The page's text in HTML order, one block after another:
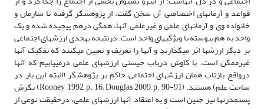
قواعد و آرمان­های اختصاصی آن سخن گفت. از پژوهشگر گرفته تا سازمان و
خانواده وی و آرمان­های علمی و غیرعلمی آنها، همگی درهم پیچیده شده و یک
واحد به هم پیوسته با ویژگی­های واحد است. درنتیجه به­حدی ارزش­های اجتماعی
بر دیگر ارزش­ها اثر می­گذارند و آنها را تعریف و تعیین می­کنند که تفکیک آنها
غیرممکن است. با کاوش درباب چیستی ارزش­های علمی درمی­یابیم که آنها
درواقع بازتاب همان ارزش­های اجتماعی حاکم بر پژوهشگر (البته این بار در
ساحت علم) هستند. (Rooney, 1992, p. 16; Douglas, 2009, p. 90-91) نگرش
پست­مدرن­ها نیز چنین است و به اعتقاد آنها ارزش­های علمی، درحقیقت نوعی از